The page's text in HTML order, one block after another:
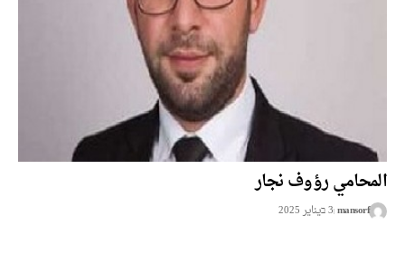
المحامي رؤوف نجار
mansorf 3 בيناير 2025